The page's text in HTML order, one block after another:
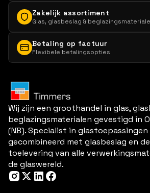
Zakelijk assortiment
Glas, glasbeslag &
Betaling op factuur
Flexibele betalingsopties
Wij zijn een groothandel in glas,
beglazingsmaterialen gevestigd in
(NB). Specialist in glastoepassingen
gecombineerd met glasbeslag en de
toelevering van alle
de glaswereld.